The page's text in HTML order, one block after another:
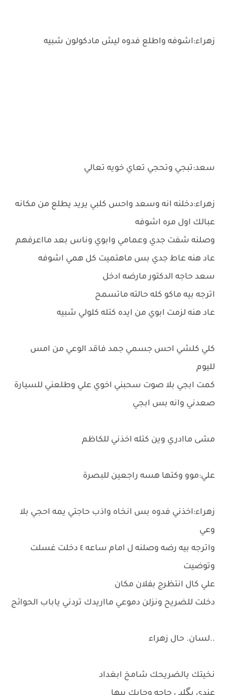
زهراء:اشوفه واطلع فدوه ليش مادكولون شبيه
سعد:تبجي وتحجي تعاي خويه تعالي
زهراء:دخلنه انه وسعد واحس كلبي يريد يطلع من مكانه
عبالك اول مره اشوفه
وصلنه شفت جدي وعمامي وابوي وناس بعد مااعرفهم
عاد هنه عاط جدي بس ماهتميت كل همي اشوفه
سعد حاجه الدكتور مارضه ادخل
اترجه بيه ماكو كله حالته ماتسمح
عاد هنه لزمت ابوي من ايده كتله كلولي شبيه
كلي كلشي احس جسمي جمد فاقد الوعي من امس
لليوم
كمت ابجي بلا صوت سحبني اخوي علي وطلعني للسيارة
صعدني وانه بس ابجي
مشى ماادري وين كتله اخذني للكاظم
علي:موو وكتها هسه راجعين للبصرة
زهراء:اخذني فدوه بس انخاه واذب حاجتي يمه احجي بلا
وعي
واترجه بيه رضه وصلنه ل امام ساعه ٤ دخلت غسلت
وتوضيت
علي كال انتظرج بفلان مكان
دخلت للضريح ونزلن دموعي مااريدك تردني ياباب الحوائج
..لسان. حال زهراء
نخيتك يالضريحك شامخ ابغداد